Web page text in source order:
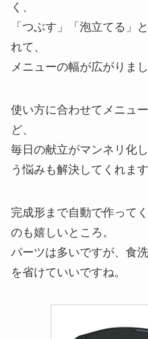
く、
「つぶす」「泡立てる」
れて、
メニューの幅が広がりまし
使い方に合わせてメニュ
ど、
毎日の献立がマンネリ化
う悩みも解決してくれます
完成形まで自動で作って
のも嬉しいところ。
パーツは多いですが、食
を省けていいですね。